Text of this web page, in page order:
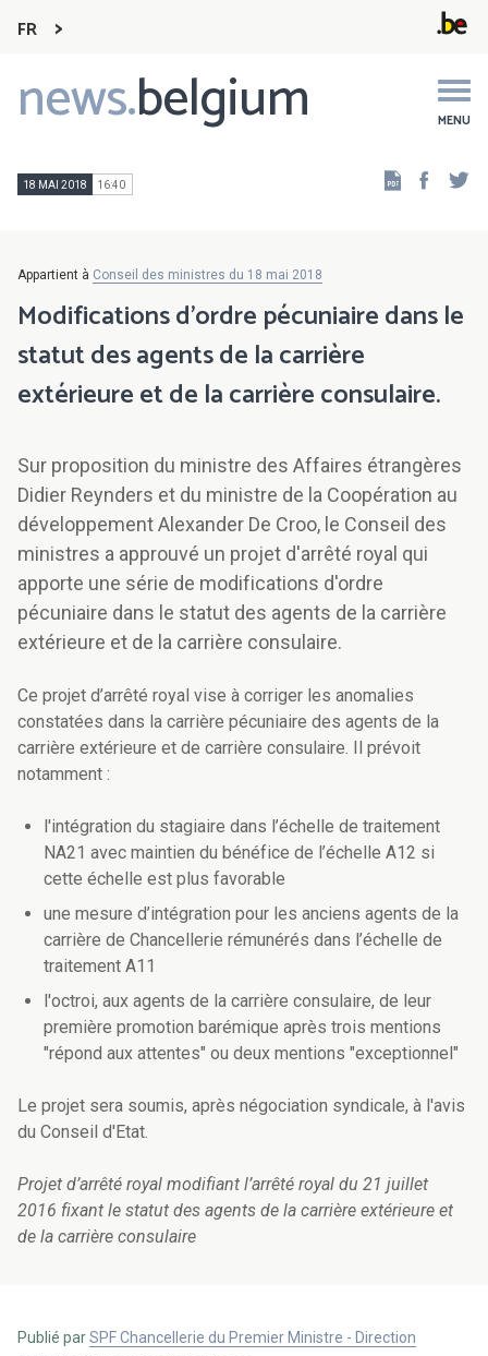
FR
news.belgium MENU
Main
navigation
18 MAI 2018 16:40
Appartient à Conseil des ministres du 18 mai 2018
Modifications d'ordre pécuniaire dans le
statut des agents de la carrière
extérieure et de la carrière consulaire.
Sur proposition du ministre des Affaires étrangères
Didier Reynders et du ministre de la Coopération au
développement Alexander De Croo, le Conseil des
ministres a approuvé un projet d'arrêté royal qui
apporte une série de modifications d'ordre
pécuniaire dans le statut des agents de la carrière
extérieure et de la carrière consulaire.
Ce projet d’arrêté royal vise à corriger les anomalies
constatées dans la carrière pécuniaire des agents de la
carrière extérieure et de carrière consulaire. Il prévoit
notamment :
l'intégration du stagiaire dans l’échelle de traitement
NA21 avec maintien du bénéfice de l’échelle A12 si
cette échelle est plus favorable
une mesure d’intégration pour les anciens agents de la
carrière de Chancellerie rémunérés dans l’échelle de
traitement A11
l'octroi, aux agents de la carrière consulaire, de leur
première promotion barémique après trois mentions
"répond aux attentes" ou deux mentions "exceptionnel"
Le projet sera soumis, après négociation syndicale, à l'avis
du Conseil d'Etat.
Projet d’arrêté royal modifiant l’arrêté royal du 21 juillet
2016 fixant le statut des agents de la carrière extérieure et
de la carrière consulaire
Publié parSPF Chancellerie du Premier Ministre - Direction